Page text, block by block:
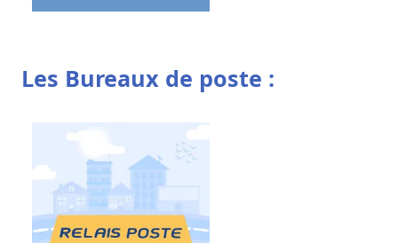
Les Bureaux de poste :